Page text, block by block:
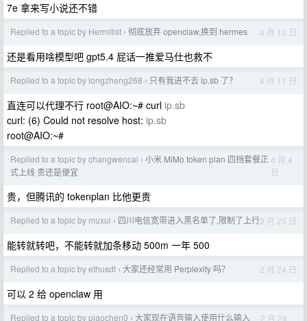
7e 拿来写小说还不错
Replied to a topic by Hermitist › 彻底放弃 openclaw,换到 hermes 4 月 12 日
还是看用啥模型吧 gpt5.4 屁话一推爱马仕也救不
Replied to a topic by longzheng268 › 只有我进不去 ip.sb 了？ 4 月 11 日
直连可以代理不行 root@AIO:~# curl ip.sb
curl: (6) Could not resolve host: ip.sb
root@AIO:~#
Replied to a topic by changwencai › 小米 MiMo token plan 四挡套餐正
式上线 贵还是便宜
4 月 4
日
贵，但腾讯的 tokenplan 比他更贵
Replied to a topic by muxui › 四川电信宽带进入黑名单了,限制了上行3 月 25 日
能转就转吧，不能转就加条移动 500m 一年 500
Replied to a topic by ethusdt › 大家还经常用 Perplexity 吗？ 2 月 24 日
可以 2 给 openclaw 用
Replied to a topic by piaochen0 › 大家现在语音输入使用什么输入 2 月 24